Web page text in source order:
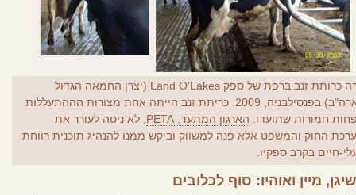
פרה כרותת זנב ברפת של ספק Land O'Lakes (יצרן החמאה הגדול
בארה"ב) בפנסילבניה, 2009. כריתת זנב הייתה אחת מצורות הההתעללות
חמורות שתועדו. הארגון המתעד, PETA
, לא ניסה לעורר את
החוק והמשפט אלא פנה למשווק וביקש ממנו להנהיג תוכנית רווחת
חיים בקרב ספקיו.
מיין ואוהיו: סוף לכלובים